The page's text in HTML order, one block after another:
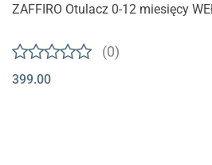
ZAFFIRO Otulacz 0-12 miesięcy
(0)
399.00